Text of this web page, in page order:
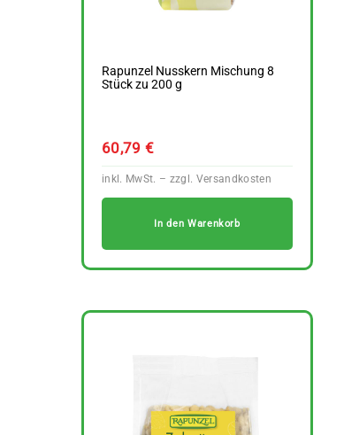
Rapunzel Nusskern Mischung 8
Stück zu 200 g
60,79€
In den Warenkorb